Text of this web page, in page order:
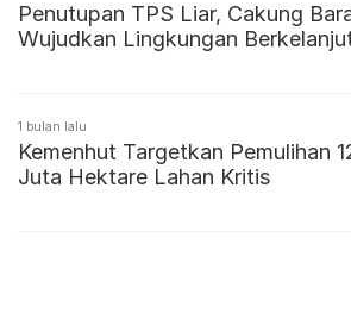
Penutupan TPS Liar, Cakung
Wujudkan Lingkungan
1 bulan lalu
Kemenhut Targetkan Pemulihan
Juta Hektare Lahan Kritis